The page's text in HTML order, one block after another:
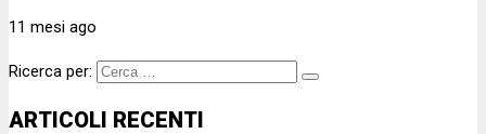
11 mesi ago
Ricerca per:
ARTICOLI RECENTI